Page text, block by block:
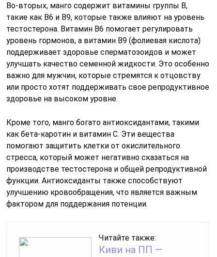
Во-вторых, манго содержит витамины группы B,
такие как B6 и B9, которые также влияют на уровень
тестостерона. Витамин B6 помогает регулировать
уровень гормонов, а витамин B9 (фолиевая кислота)
поддерживает здоровье сперматозоидов и может
улучшать качество семенной жидкости. Это особенно
важно для мужчин, которые стремятся к отцовству
или просто хотят поддерживать свое репродуктивное
здоровье на высоком уровне.
Кроме того, манго богато антиоксидантами, такими
как бета-каротин и витамин C. Эти вещества
помогают защитить клетки от окислительного
стресса, который может негативно сказаться на
производстве тестостерона и общей репродуктивной
функции. Антиоксиданты также способствуют
улучшению кровообращения, что является важным
фактором для поддержания потенции.
Читайте также:
Киви на ПП —